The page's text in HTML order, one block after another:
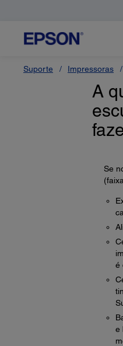
Suporte Impressoras
A
Se
é
e